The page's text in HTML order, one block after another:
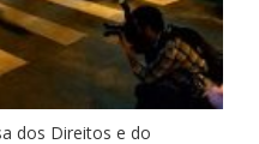
dos Direitos e do